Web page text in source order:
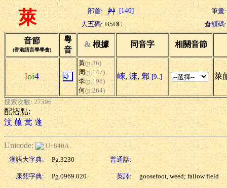
萊 部首: [140]
筆畫:
大五碼: B5DC 倉頡碼:
音節
(香港語言學學會)
粵
音
& 根據 同音字 相關音節
loi4
黃(p.36)
周(p.147)
李(p.196)
何(p.264)
崍, 淶, 郲 [9..] 萊
搜索次數: 27596
配搭點:
汶 菔 蒿 蓬
Unicode:
U+840A
漢語大字典:
Pg.3230 普通話:
康熙字典: Pg.0969.020 英譯: goosefoot, weed; fallow field